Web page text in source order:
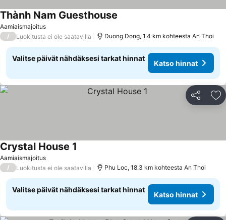
Aamiaismajoitus
Thành Nam Guesthouse
/ Luokitusta ei ole saatavilla Duong Dong, 1.4 km kohteesta An Thoi
Valitse päivät nähdäksesi tarkat hinnat
Katso hinnat
Jaa
Aamiaismajoitus
Crystal House 1
/ Luokitusta ei ole saatavilla Phu Loc, 18.3 km kohteesta An Thoi
Valitse päivät nähdäksesi tarkat hinnat
Katso hinnat